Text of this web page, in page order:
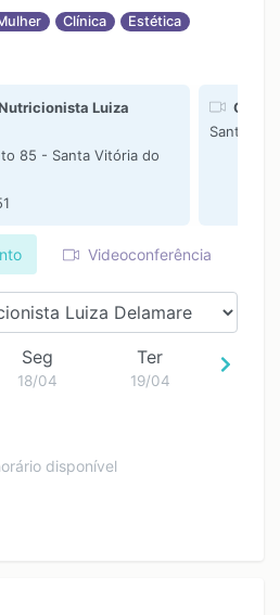
Clínica
Estética
Luiza
85 - Santa Vitória do
Online
Santa
Videoconferência
Seg
18/04
Ter
19/04
disponível